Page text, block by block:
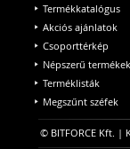
Termékkatalógus
Akciós ajánlatok
Csoporttérkép
Népszerű termékek
Terméklisták
Megszűnt széfek
© BITFORCE Kft. |